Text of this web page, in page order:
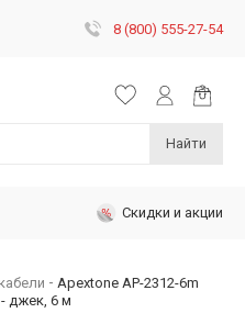
8 (800) 555-27-54
Найти
Скидки и акции
Apextone AP-2312-6m
джек, 6 м